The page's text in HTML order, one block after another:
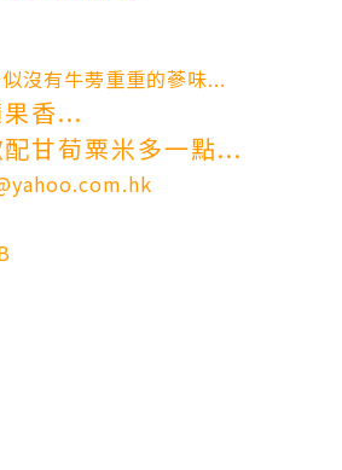
沒有牛蒡重重的蔘味...
香...
甘荀粟米多一點...